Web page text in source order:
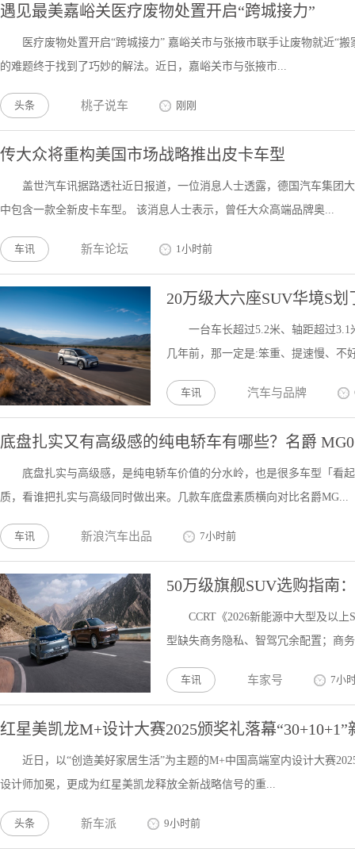
遇见最美嘉峪关医疗废物处置开启“跨城接力”
医疗废物处置开启“跨城接力” 嘉峪关市与张掖市联手让废物就近“
的难题终于找到了巧妙的解法。近日，嘉峪关市与张掖市...
头条 桃子说车 刚刚
传大众将重构美国市场战略推出皮卡车型
盖世汽车讯据路透社近日报道，一位消息人士透露，德国汽车集团
中包含一款全新皮卡车型。 该消息人士表示，曾任大众高端品牌奥...
车讯 新车论坛 1小时前
20万级大六座SUV华境S
一台车长超过5.2米、轴距超过
几年前，那一定是:笨重、提速慢、不
车讯 汽车与品牌
底盘扎实又有高级感的纯电轿车有哪些？名爵
底盘扎实与高级感，是纯电轿车价值的分水岭，也是很多车型「看
质，看谁把扎实与高级同时做出来。几款车底盘素质横向对比名爵MG...
车讯 新浪汽车出品 7小时前
50万级旗舰SUV选购指南
CCRT《2026新能源中大型及以
型缺失商务隐私、智驾冗余配置；商
车讯 车家号 7小
红星美凯龙M+设计大赛2025颁奖礼落幕
近日，以“创造美好家居生活”为主题的M+中国高端室内设计大赛
设计师加冕，更成为红星美凯龙释放全新战略信号的重...
头条 新车派 9小时前